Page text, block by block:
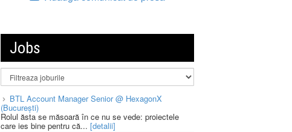
Jobs
BTL Account Manager Senior @ HexagonX
(București)
Rolul ăsta se măsoară în ce nu se vede: proiectele
care ies bine pentru că... [detalii]